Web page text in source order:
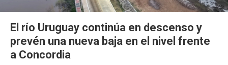
El río Uruguay continúa en descenso y
prevén una nueva baja en el nivel frente
a Concordia